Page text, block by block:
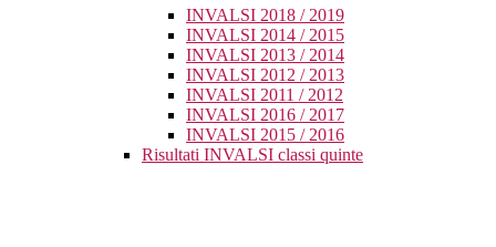
INVALSI 2018 / 2019
INVALSI 2014 / 2015
INVALSI 2013 / 2014
INVALSI 2012 / 2013
INVALSI 2011 / 2012
INVALSI 2016 / 2017
INVALSI 2015 / 2016
Risultati INVALSI classi quinte